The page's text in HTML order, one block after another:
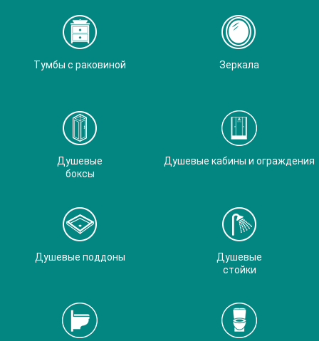
Тумбы с раковиной Зеркала
Душевые
боксы
Душевые кабины и ограждения
Душевые поддоны
Душевые
стойки